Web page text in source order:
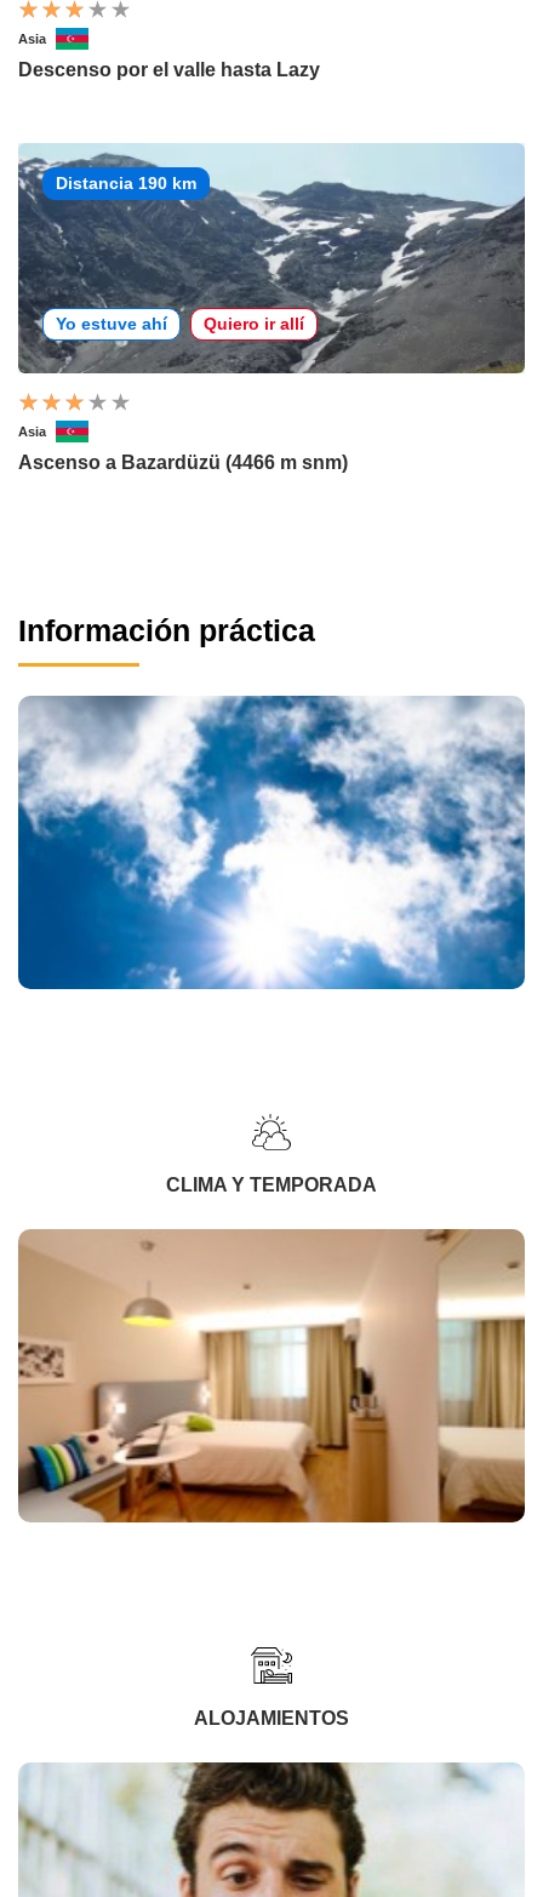
Asia
Descenso por el valle hasta Lazy
Distancia 190 km
Yo estuve ahí Quiero ir allí
Asia
Ascenso a Bazardüzü (4466 m snm)
Información práctica
CLIMA Y TEMPORADA
ALOJAMIENTOS